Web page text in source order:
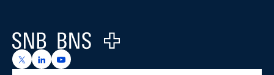
Logo
https://x.com/snb_bns
https://ch.linkedin.com/company/swiss-national-
https://www.youtube.com/@swissnationalbank